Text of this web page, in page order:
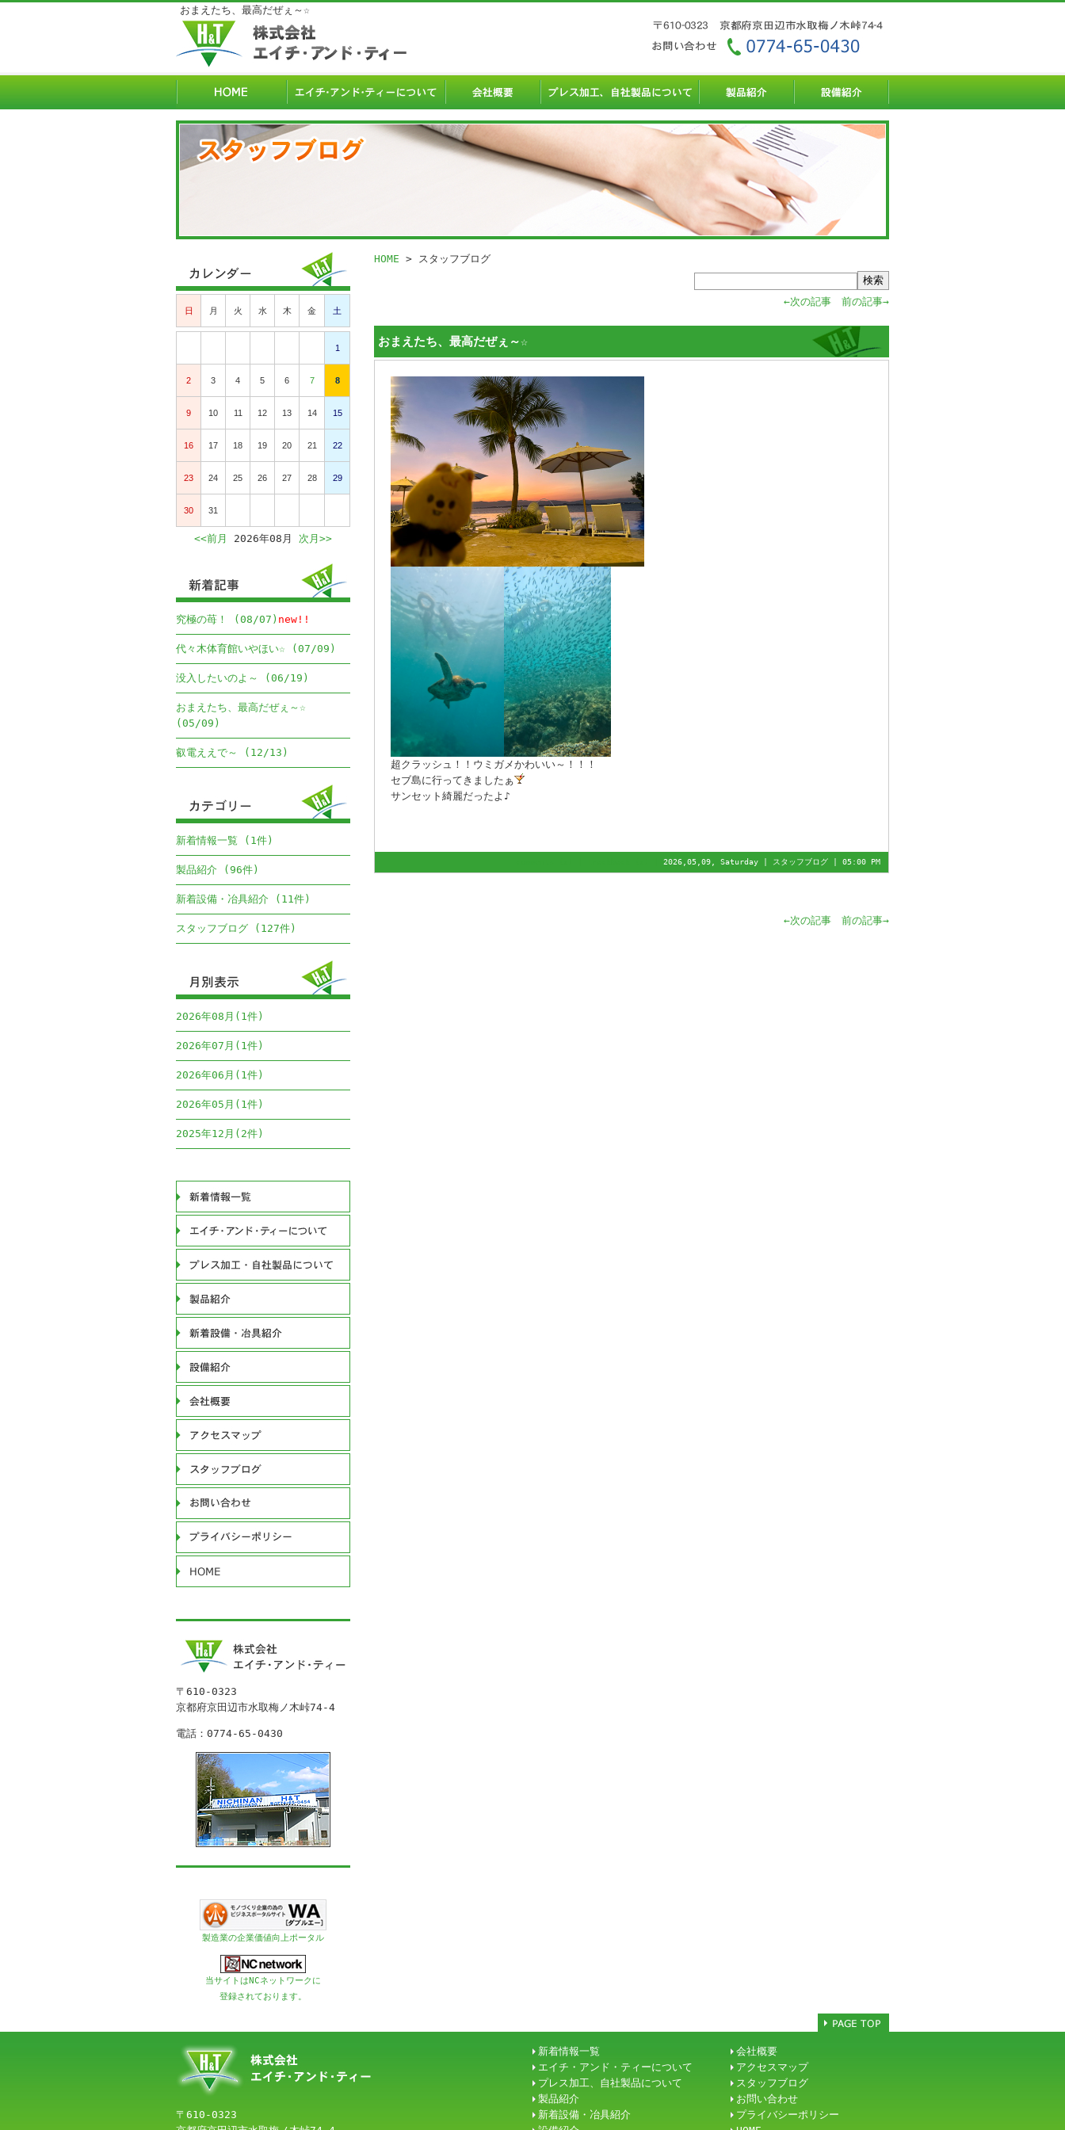
おまえたち、最高だぜぇ～☆
日 月 火 水 木 金 土
1
2 3 4 5 6 7 8
9 10 11 12 13 14 15
16 17 18 19 20 21 22
23 24 25 26 27 28 29
30 31
<<前月 2026年08月 次月>>
究極の苺！ (08/07) new!!
代々木体育館いやほい☆ (07/09)
没入したいのよ～ (06/19)
おまえたち、最高だぜぇ～☆
(05/09)
叡電ええで～ (12/13)
新着情報一覧 (1件)
製品紹介 (96件)
新着設備・冶具紹介 (11件)
スタッフブログ (127件)
2026年08月(1件)
2026年07月(1件)
2026年06月(1件)
2026年05月(1件)
2025年12月(2件)
〒610-0323
京都府京田辺市水取梅ノ木峠74-4
電話：0774-65-0430
製造業の企業価値向上ポータル
当サイトはNCネットワークに
登録されております。
HOME > スタッフブログ
←次の記事 前の記事→
おまえたち、最高だぜぇ～☆
超クラッシュ！！ウミガメかわいい～！！！
セブ島に行ってきましたぁ
サンセット綺麗だったよ♪
2026,05,09, Saturday | スタッフブログ | 05:00 PM
←次の記事 前の記事→
〒610-0323
新着情報一覧
エイチ・アンド・ティーについて
プレス加工、自社製品について
製品紹介
新着設備・冶具紹介
会社概要
アクセスマップ
スタッフブログ
お問い合わせ
プライバシーポリシー